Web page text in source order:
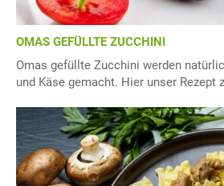
OMAS GEFÜLLTE ZUCCHINI
Omas gefüllte Zucchini werden
und Käse gemacht. Hier unser Rezept